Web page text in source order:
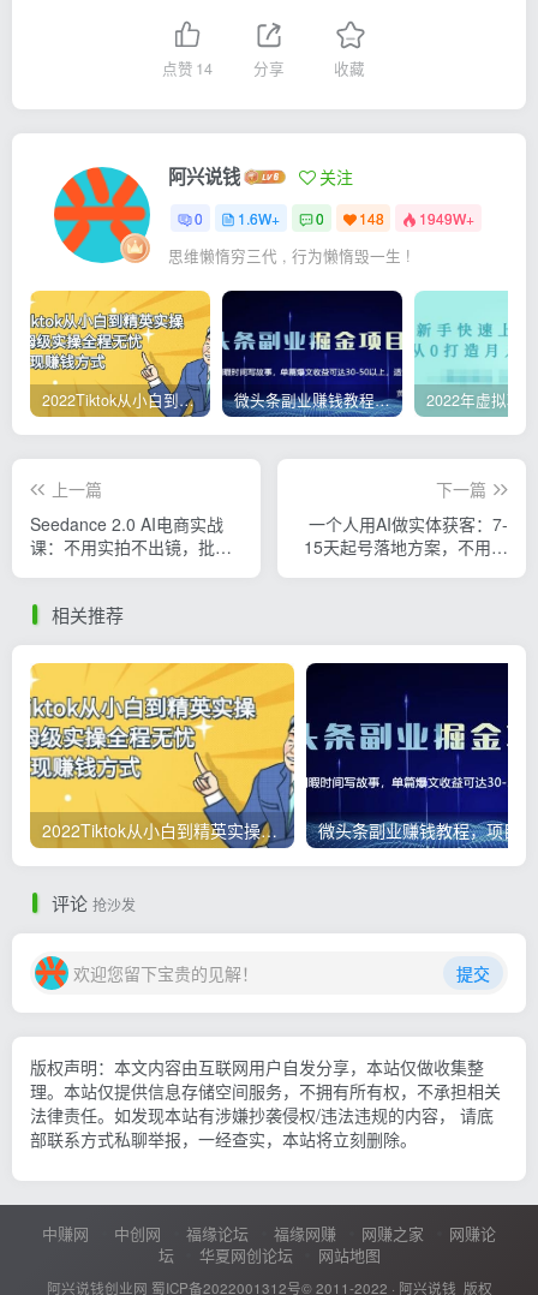
点赞 14 分享 收藏
阿兴说钱 关注
0 1.6W+ 0 148 1949W+
思维懒惰穷三代 , 行为懒惰毁一生 !
2022Tiktok从小白到精英实操，0-1保姆级实操全程无忧，多种变现赚钱方式 微头条副业赚钱教程，项目单号单天做到50-100+收益
上一篇
Seedance 2.0 AI电商实战
课：不用实拍不出镜，批量
下一篇
一个人用AI做实体获客：7-
15天起号落地方案，不用团
相关推荐
2022Tiktok从小白到精英实操，0-1保姆级实操全程无忧，多种变现赚钱方式
评论 抢沙发
欢迎您留下宝贵的见解！ 提交
版权声明：本文内容由互联网用户自发分享，本站仅做收集整
理。本站仅提供信息存储空间服务，不拥有所有权，不承担相关
法律责任。如发现本站有涉嫌抄袭侵权/违法违规的内容， 请底
部联系方式私聊举报，一经查实，本站将立刻删除。
中赚网 中创网 福缘论坛 福缘网赚 网赚之家
网赚论
坛
华夏网创论坛 网站地图
阿兴说钱创业网 蜀ICP备2022001312号© 2011-2022 · 阿兴说钱 版权